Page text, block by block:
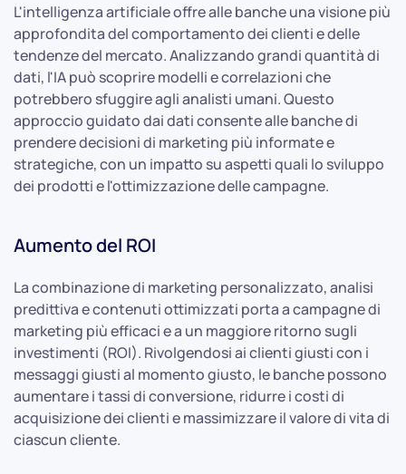
L'intelligenza artificiale offre alle banche una visione più
approfondita del comportamento dei clienti e delle
tendenze del mercato. Analizzando grandi quantità di
dati, l'IA può scoprire modelli e correlazioni che
potrebbero sfuggire agli analisti umani. Questo
approccio guidato dai dati consente alle banche di
prendere decisioni di marketing più informate e
strategiche, con un impatto su aspetti quali lo sviluppo
dei prodotti e l'ottimizzazione delle campagne.
Aumento del ROI
La combinazione di marketing personalizzato, analisi
predittiva e contenuti ottimizzati porta a campagne di
marketing più efficaci e a un maggiore ritorno sugli
investimenti (ROI). Rivolgendosi ai clienti giusti con i
messaggi giusti al momento giusto, le banche possono
aumentare i tassi di conversione, ridurre i costi di
acquisizione dei clienti e massimizzare il valore di vita di
ciascun cliente.